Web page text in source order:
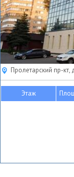
Пролетарский пр-
Этаж